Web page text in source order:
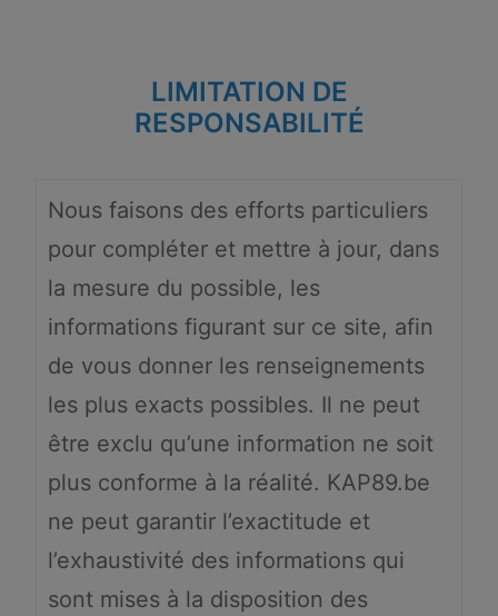
LIMITATION DE
RESPONSABILITÉ
Nous faisons des efforts particuliers
pour compléter et mettre à jour, dans
la mesure du possible, les
informations figurant sur ce site, afin
de vous donner les renseignements
les plus exacts possibles. Il ne peut
être exclu qu’une information ne soit
plus conforme à la réalité. KAP89.be
ne peut garantir l’exactitude et
l’exhaustivité des informations qui
sont mises à la disposition des